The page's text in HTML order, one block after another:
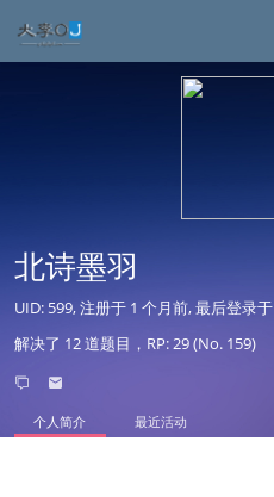
北诗墨羽
UID: 599, 注册于 1 个月前, 最后登录于
解决了 12 道题目，RP: 29 (No. 159)
个人简介 最近活动